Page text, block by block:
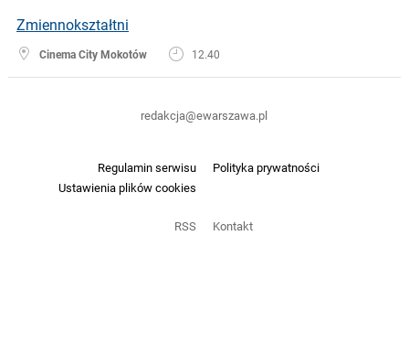
Zmiennokształtni
Cinema City Mokotów 12.40
Regulamin serwisu
Polityka prywatności
Ustawienia plików cookies
RSS Kontakt
redakcja@ewarszawa.pl